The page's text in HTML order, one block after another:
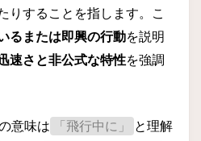
りすることを指します。こ
るまたは即興の行動を説明
速さと非公式な特性を強調
意味は 「飛行中に」
と理解